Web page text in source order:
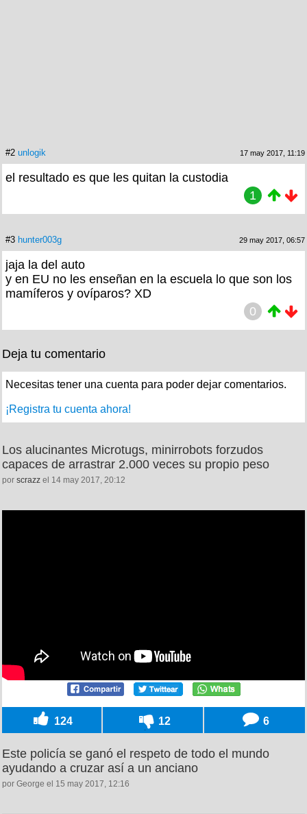
#2 unlogik 17 may 2017, 11:19
el resultado es que les quitan la custodia
1
#3 hunter003g 29 may 2017, 06:57
jaja la del auto
y en EU no les enseñan en la escuela lo que son los
mamíferos y ovíparos? XD
0
Deja tu comentario
Necesitas tener una cuenta para poder dejar comentarios.
¡Registra tu cuenta ahora!
Los alucinantes Microtugs, minirrobots forzudos
capaces de arrastrar 2.000 veces su propio peso
por scrazz el 14 may 2017, 20:12
124 12 6
Este policía se ganó el respeto de todo el mundo
ayudando a cruzar así a un anciano
por George el 15 may 2017, 12:16